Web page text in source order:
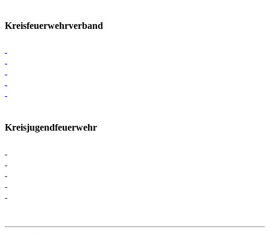
Kreisfeuerwehrverband
Kreisjugendfeuerwehr